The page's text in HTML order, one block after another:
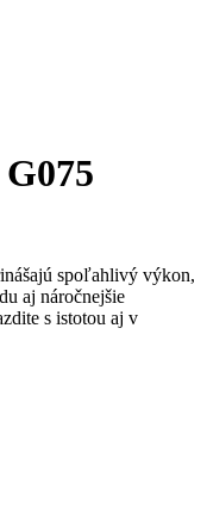
spoľahlivý výkon,
aj náročnejšie
s istotou aj v